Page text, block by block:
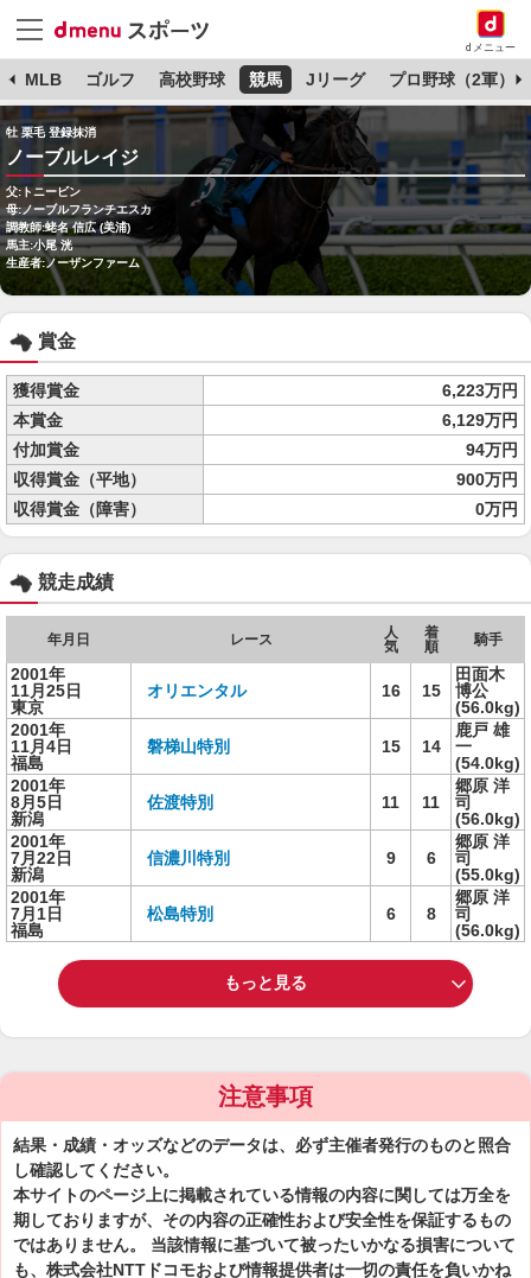
dメニュー
MLB ゴルフ 高校野球 競馬 Jリーグ プロ野球（2軍）
牡 栗毛 登録抹消
ノーブルレイジ
父:トニービン
母:ノーブルフランチエスカ
調教師:蛯名 信広 (美浦)
馬主:小尾 洸
生産者:ノーザンファーム
賞金
獲得賞金
6,223万円
本賞金
6,129万円
付加賞金
94万円
収得賞金（平地）
900万円
収得賞金（障害）
0万円
競走成績
年月日 レース
人
気
着
順
騎手
2001年
11月25日
東京
オリエンタル 16 15
田面木
博公
(56.0kg)
2001年
11月4日
福島
磐梯山特別 15 14
鹿戸 雄
一
(54.0kg)
2001年
8月5日
新潟
佐渡特別 11 11
郷原 洋
司
(56.0kg)
2001年
7月22日
新潟
信濃川特別 9 6
郷原 洋
司
(55.0kg)
2001年
7月1日
福島
松島特別 6 8
郷原 洋
司
(56.0kg)
もっと見る
注意事項
結果・成績・オッズなどのデータは、必ず主催者発行のものと照合
し確認してください。
本サイトのページ上に掲載されている情報の内容に関しては万全を
期しておりますが、その内容の正確性および安全性を保証するもの
ではありません。 当該情報に基づいて被ったいかなる損害について
も、株式会社NTTドコモおよび情報提供者は一切の責任を負いかね